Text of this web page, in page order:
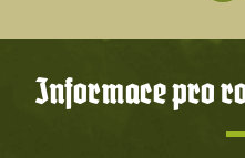
Informace pro